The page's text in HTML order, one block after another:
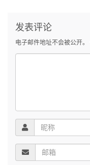
发表评论
电子邮件地址不会被公开。